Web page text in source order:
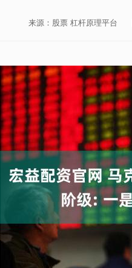
来源：股票 杠杆原理平台